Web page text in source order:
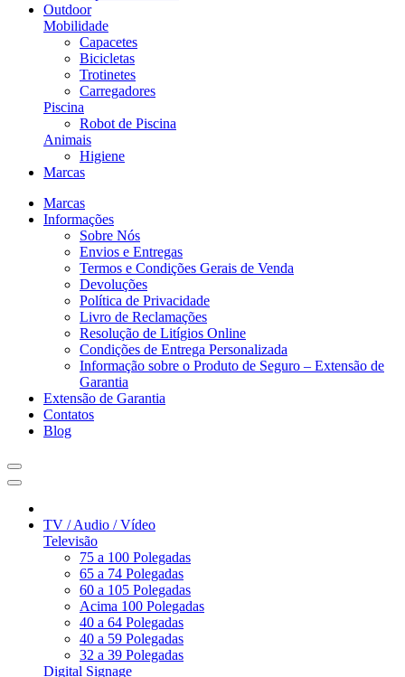
Outdoor
Mobilidade
Capacetes
Bicicletas
Trotinetes
Carregadores
Piscina
Robot de Piscina
Animais
Higiene
Marcas
Marcas
Informações
Sobre Nós
Envios e Entregas
Termos e Condições Gerais de Venda
Devoluções
Política de Privacidade
Livro de Reclamações
Resolução de Litígios Online
Condições de Entrega Personalizada
Informação sobre o Produto de Seguro – Extensão de
Garantia
Extensão de Garantia
Contatos
Blog
TV / Audio / Vídeo
Televisão
75 a 100 Polegadas
65 a 74 Polegadas
60 a 105 Polegadas
Acima 100 Polegadas
40 a 64 Polegadas
40 a 59 Polegadas
32 a 39 Polegadas
Digital Signage